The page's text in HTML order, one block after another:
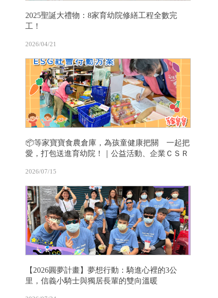
2025聖誕大禮物：8家育幼院修繕工程全數完
工！
2026/04/21
📦等家寶寶食農倉庫，為孩童健康把關 一起把
愛，打包送進育幼院！｜公益活動、企業ＣＳＲ
2026/07/15
【2026圓夢計畫】夢想行動：騎進心裡的3公
里，信義小騎士與獨居長輩的雙向溫暖